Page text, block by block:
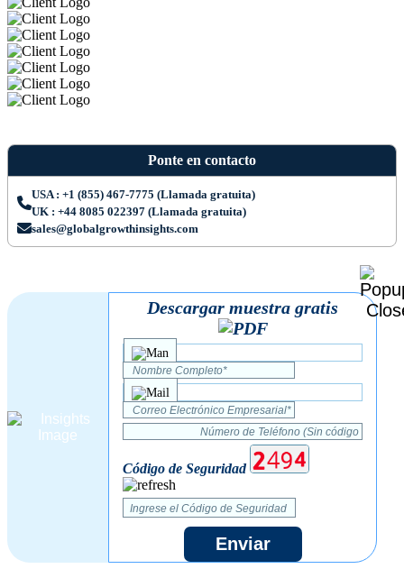
Ponte en contacto
USA : +1 (855) 467-7775 (Llamada gratuita)
UK : +44 8085 022397 (Llamada gratuita)
sales@globalgrowthinsights.com
Descargar muestra gratis
Código de Seguridad
Enviar